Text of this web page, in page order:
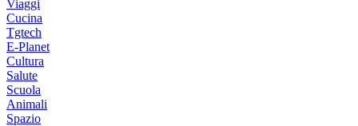
Viaggi
Cucina
Tgtech
E-Planet
Cultura
Salute
Scuola
Animali
Spazio